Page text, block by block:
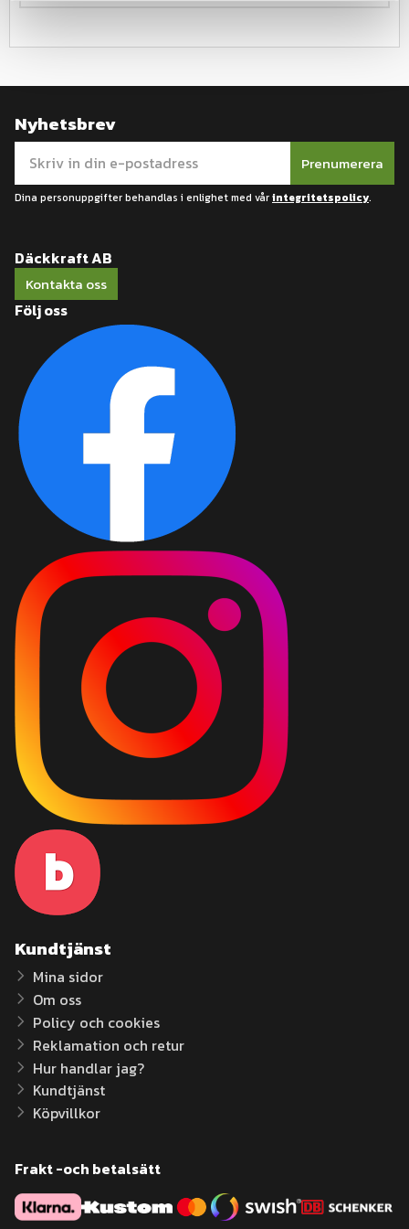
Nyhetsbrev
Prenumerera
Dina personuppgifter behandlas i enlighet med vårintegritetspolicy.
Däckkraft AB
Kontakta oss
Följ oss
Kundtjänst
Mina sidor
Om oss
Policy och cookies
Reklamation och retur
Hur handlar jag?
Kundtjänst
Köpvillkor
Frakt -och betalsätt